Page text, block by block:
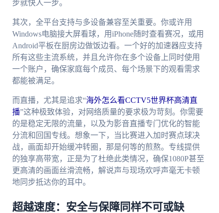
步就快人一步。
其次，全平台支持与多设备兼容至关重要。你或许用
Windows电脑接大屏看球，用iPhone随时查看赛况，或用
Android平板在厨房边做饭边看。一个好的加速器应支持
所有这些主流系统，并且允许你在多个设备上同时使用
一个账户，确保家庭每个成员、每个场景下的观看需求
都能被满足。
而直播，尤其是追求“海外怎么看CCTV5世界杯高清直
播”这种极致体验，对网络质量的要求极为苛刻。你需要
的是稳定无限的流量，以及为影音直播专门优化的智能
分流和回国专线。想象一下，当比赛进入加时赛点球决
战，画面却开始缓冲转圈，那是何等的煎熬。专线提供
的独享高带宽，正是为了杜绝此类情况，确保1080P甚至
更高清的画面丝滑流畅，解说声与现场欢呼声毫无卡顿
地同步抵达你的耳中。
超越速度：安全与保障同样不可或缺